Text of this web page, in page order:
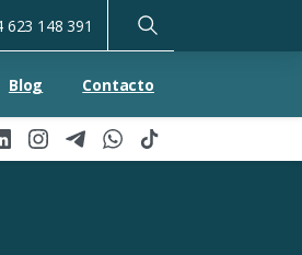
623 148 391
Blog Contacto